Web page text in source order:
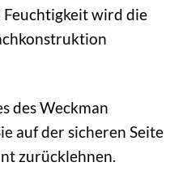
wird die
des Weckman
auf der sicheren Seite
zurücklehnen.